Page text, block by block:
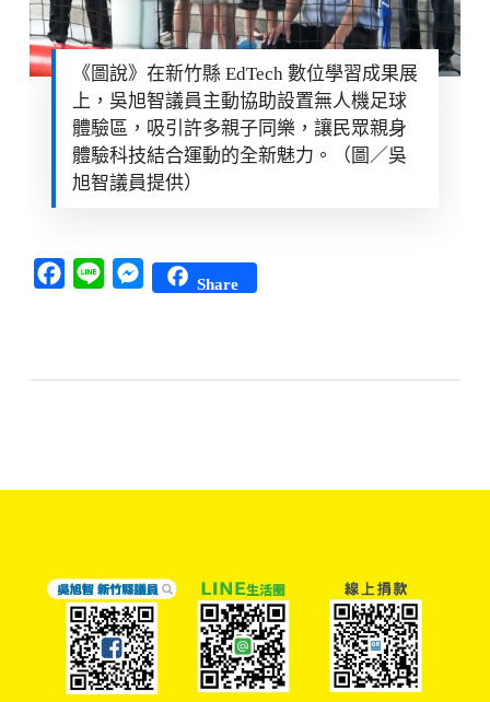
《圖說》在新竹縣 EdTech 數位學習成果展
上，吳旭智議員主動協助設置無人機足球
體驗區，吸引許多親子同樂，讓民眾親身
體驗科技結合運動的全新魅力。（圖／吳
旭智議員提供）
Facebook
Line Messenger
Share